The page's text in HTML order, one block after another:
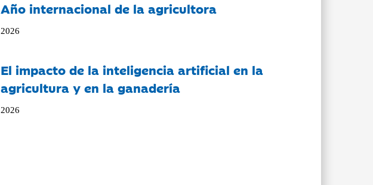
Año internacional de la agricultora
2026
El impacto de la inteligencia artificial en la
agricultura y en la ganadería
2026